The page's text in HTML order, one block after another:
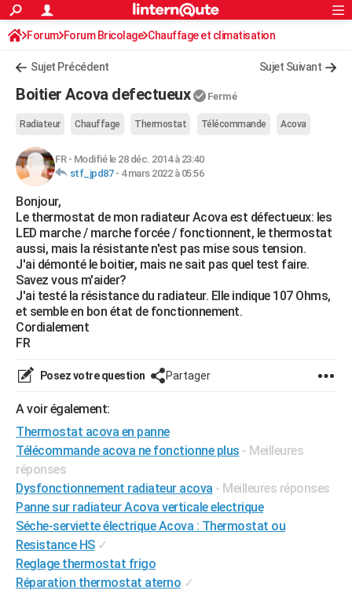
ACTUALITÉS
Politique
Société
Faits Divers
Education
Monde
Villes
+
AUTO
Essais
Réserver un essai
Citadines
Berlines
SUV
Forum auto
+HIGH-TECH
Mobiles
Meilleur smartphone
Internet
Ordinateurs
Jeux vidéo
Guide high-tech
+BRICOLAGE
Forum
Aménagement intérieur
Extérieur
Cuisine
Salle de bains
Jardinage
Rangement
WEEK-END
Guides de France
Escapades
Patrimoine
Expositions
Musées
Week-end nature
+LIFESTYLE
Art de vivre
Bien-être
Loisirs
Mode
Modes de vie
SANTE
Alimentation
Guide de la santé
Maladies
Médicaments
Sommeil
VOYAGE
Destinations
City break
Voyage nature
Voyage de noces
Forum
Climat
PHOTO
GUIDES D'ACHAT
BONS PLANS
CARTE DE VOEUX
Carte de Noël
Carte Bonne année
Carte Saint-Valentin
Carte Pâques
Carte d'anniversaire
DICTIONNAIRE
Dictionnaire
Biographies
Citations
Expressions
Proverbes
PROGRAMME TV
COPAINS D'AVANT
S'inscrire
Se connecter
Lycées
Collèges
Primaires
Universités
Entreprises
Service militaire
Avis de recherche
Rechercher
S'inscrire
Connexion
Forum Forum Bricolage Chauffage et climatisation
Sujet Précédent Sujet Suivant
Boitier Acova defectueux Fermé
Radiateur Chauffage Thermostat Télécommande Acova
FR- Modifié le 28 déc. 2014 à 23:40
stf_jpd87- 4 mars 2022 à 05:56
Bonjour,
Le thermostat de mon radiateur Acova est défectueux: les
LED marche / marche forcée / fonctionnent, le thermostat
aussi, mais la résistante n'est pas mise sous tension.
J'ai démonté le boitier, mais ne sait pas quel test faire.
Savez vous m'aider?
J'ai testé la résistance du radiateur. Elle indique 107 Ohms,
et semble en bon état de fonctionnement.
Cordialement
FR
Posez votre question Partager
A voir également:
Thermostat acova en panne
Télécommande acova ne fonctionne plus - Meilleures
réponses
Dysfonctionnement radiateur acova - Meilleures réponses
Panne sur radiateur Acova verticale electrique
Séche-serviette électrique Acova : Thermostat ou
Resistance HS ✓
Reglage thermostat frigo
Réparation thermostat aterno ✓